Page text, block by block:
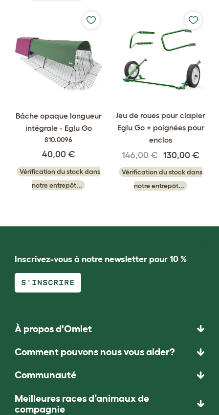
Bâche opaque longueur
intégrale - Eglu Go
810.0096
40,00 €
Vérification du stock dans
notre entrepôt...
Jeu de roues pour clapier
Eglu Go + poignées pour
enclos
146,00 € 130,00 €
Vérification du stock dans
notre entrepôt...
Inscrivez-vous à notre newsletter pour 10 %
S'INSCRIRE
À propos d'Omlet
Comment pouvons nous vous aider?
Communauté
Meilleures races d’animaux de
compagnie